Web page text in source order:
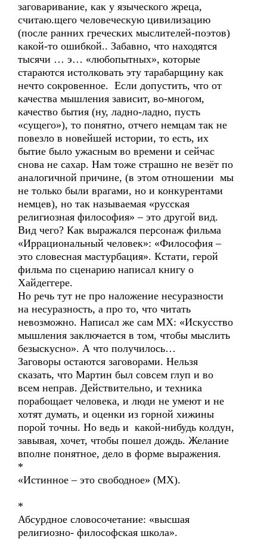
заговаривание, как у языческого жреца,
считаю.щего человеческую цивилизацию
(после ранних греческих мыслителей-поэтов)
какой-то ошибкой.. Забавно, что находятся
тысячи … э… «любопытных», которые
стараются истолковать эту тарабарщину как
нечто сокровенное. Если допустить, что от
качества мышления зависит, во-многом,
качество бытия (ну, ладно-ладно, пусть
«сущего»), то понятно, отчего немцам так не
повезло в новейшей истории, то есть, их
бытие было ужасным во времени и сейчас
снова не сахар. Нам тоже страшно не везёт по
аналогичной причине, (в этом отношении мы
не только были врагами, но и конкурентами
немцев), но так называемая «русская
религиозная философия» – это другой вид.
Вид чего? Как выражался персонаж фильма
«Иррациональный человек»: «Философия –
это словесная мастурбация». Кстати, герой
фильма по сценарию написал книгу о
Хайдеггере.
Но речь тут не про наложение несуразности
на несуразность, а про то, что читать
невозможно. Написал же сам МХ: «Искусство
мышления заключается в том, чтобы мыслить
безыскусно». А что получилось…
Заговоры остаются заговорами. Нельзя
сказать, что Мартин был совсем глуп и во
всем неправ. Действительно, и техника
порабощает человека, и люди не умеют и не
хотят думать, и оценки из горной хижины
порой точны. Но ведь и какой-нибудь колдун,
завывая, хочет, чтобы пошел дождь. Желание
вполне понятное, дело в форме выражения.
*
«Истинное – это свободное» (МХ).
*
Абсурдное словосочетание: «высшая
религиозно- философская школа».